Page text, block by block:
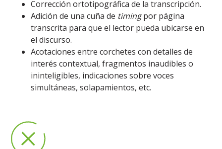
Corrección ortotipográfica de la transcripción.
Adición de una cuña de timingpor página
transcrita para que el lector pueda ubicarse en
el discurso.
Acotaciones entre corchetes con detalles de
interés contextual, fragmentos inaudibles o
ininteligibles, indicaciones sobre voces
simultáneas, solapamientos, etc.